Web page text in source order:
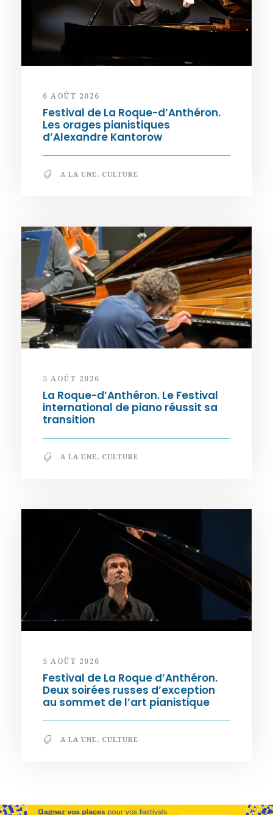
6 AOÛT 2026
Festival de La Roque-d’Anthéron.
Les orages pianistiques
d’Alexandre Kantorow
A LA UNE, CULTURE
5 AOÛT 2026
La Roque-d’Anthéron. Le Festival
international de piano réussit sa
transition
A LA UNE, CULTURE
5 AOÛT 2026
Festival de La Roque d’Anthéron.
Deux soirées russes d’exception
au sommet de l’art pianistique
A LA UNE, CULTURE